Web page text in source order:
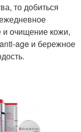
то добиться
и очищение кожи,
age и бережное